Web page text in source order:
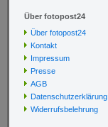
Über fotopost24
Über fotopost24
Kontakt
Impressum
Presse
AGB
Datenschutzerklärung
Widerrufsbelehrung